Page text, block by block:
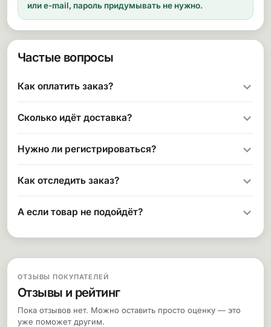
или e-mail, пароль придумывать не нужно.
Частые вопросы
Как оплатить заказ?
Сколько идёт доставка?
Нужно ли регистрироваться?
Как отследить заказ?
А если товар не подойдёт?
ОТЗЫВЫ ПОКУПАТЕЛЕЙ
Отзывы и рейтинг
Пока отзывов нет. Можно оставить просто оценку — это
уже поможет другим.